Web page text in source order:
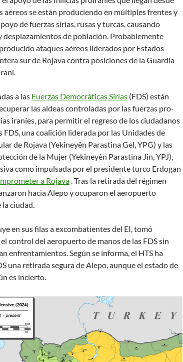
aéreos se están produciendo en múltiples frentes y
de fuerzas sirias, rusas y turcas, causando
desplazamientos de población. Probablemente
ataques aéreos liderados por Estados
sur de Rojava contra posiciones de la Guardia
a las Fuerzas Democráticas Sirias (FDS) están
las aldeas controladas por las fuerzas pro-
iraníes, para permitir el regreso de los ciudadanos
FDS, una coalición liderada por las Unidades de
de Rojava (Yekîneyên Parastina Gel, YPG) y las
de la Mujer (Yekîneyên Parastina Jin, YPJ),
como impulsada por el presidente turco Erdogan
a Rojava. Tras la retirada del régimen
hacia Alepo y ocuparon el aeropuerto
ciudad.
en sus filas a excombatientes del EI, tomó
control del aeropuerto de manos de las FDS sin
enfrentamientos. Según se informa, el HTS ha
una retirada segura de Alepo, aunque el estado de
es incierto.